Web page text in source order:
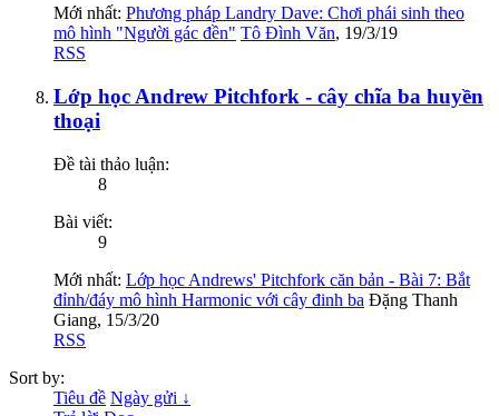
Mới nhất: Phương pháp Landry Dave: Chơi phái sinh theo
mô hình "Người gác đền" Tô Đình Văn, 19/3/19
RSS
Lớp học Andrew Pitchfork - cây chĩa ba huyền
thoại
Đề tài thảo luận:
8
Bài viết:
9
Mới nhất: Lớp học Andrews' Pitchfork căn bản - Bài 7: Bắt
đỉnh/đáy mô hình Harmonic với cây đinh ba Đặng Thanh
Giang, 15/3/20
RSS
Sort by:
Tiêu đề Ngày gửi ↓